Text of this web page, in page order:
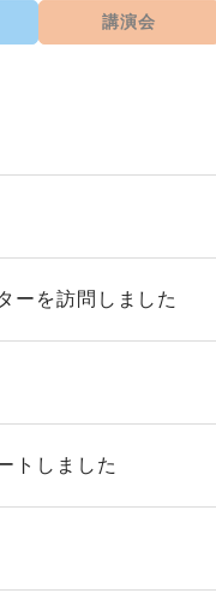
講演会
ーを訪問しました
トしました